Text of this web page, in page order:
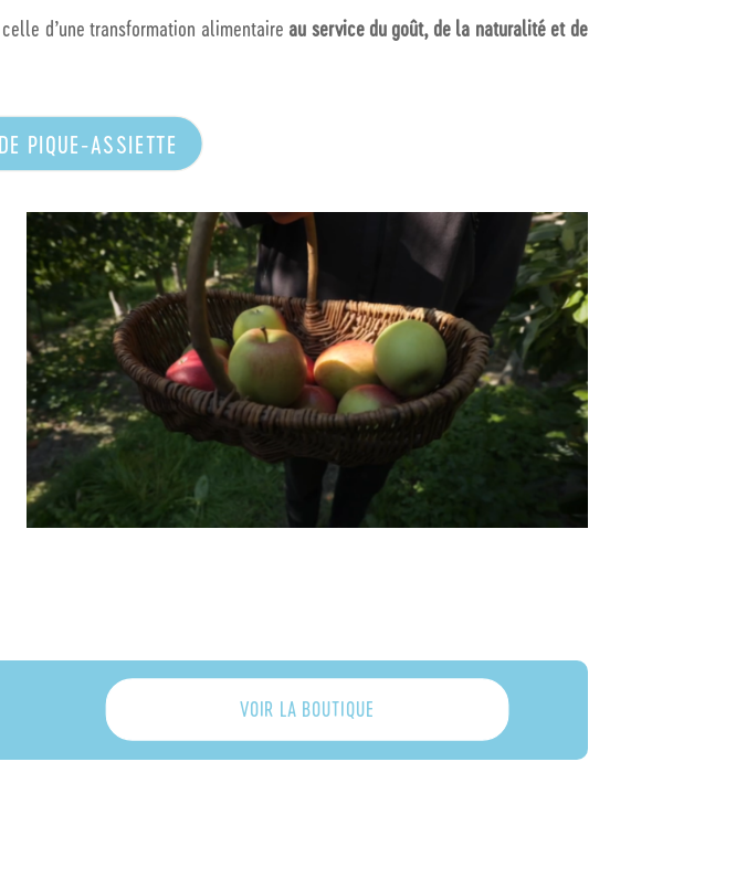
d’une transformation alimentaire au service du goût, de la naturalité et de
PIQUE-ASSIETTE
VOIR LA BOUTIQUE